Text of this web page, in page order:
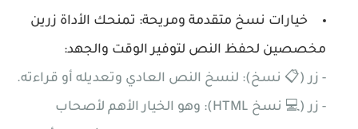
خيارات نسخ متقدمة ومريحة: تمنحك الأداة زرين
مخصصين لحفظ النص لتوفير الوقت والجهد:
- زر (📋 نسخ): لنسخ النص العادي وتعديله أو قراءته.
- زر (💻 نسخ HTML): وهو الخيار الأهم لأصحاب